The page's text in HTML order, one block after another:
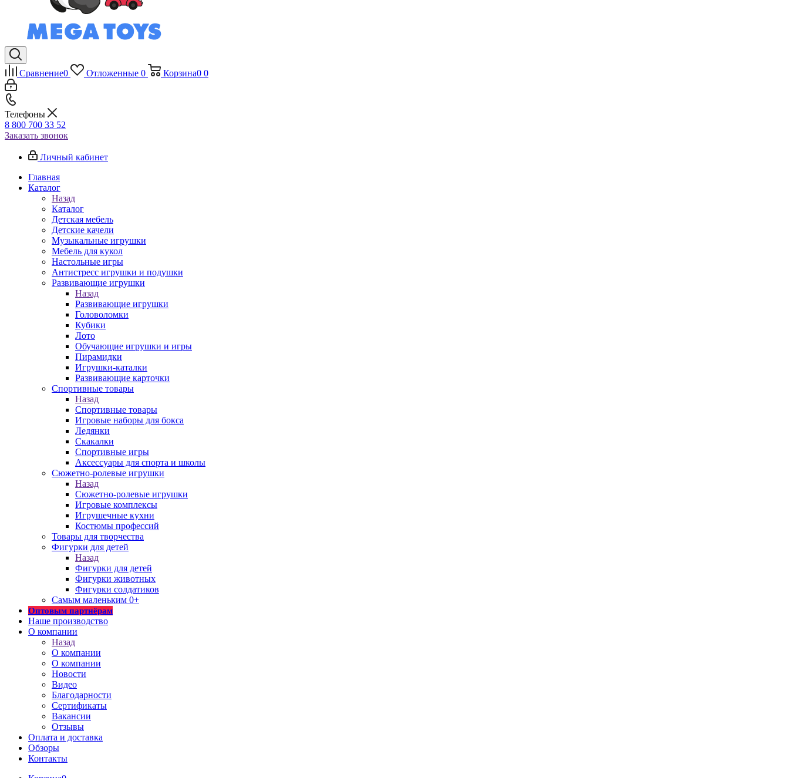
Сравнение0 Отложенные 0 Корзина0 0
Телефоны
8 800 700 33 52
Заказать звонок
Личный кабинет
Главная
Каталог
Назад
Каталог
Детская мебель
Детские качели
Музыкальные игрушки
Мебель для кукол
Настольные игры
Антистресс игрушки и подушки
Развивающие игрушки
Назад
Развивающие игрушки
Головоломки
Кубики
Лото
Обучающие игрушки и игры
Пирамидки
Игрушки-каталки
Развивающие карточки
Спортивные товары
Назад
Спортивные товары
Игровые наборы для бокса
Ледянки
Скакалки
Спортивные игры
Аксессуары для спорта и школы
Сюжетно-ролевые игрушки
Назад
Сюжетно-ролевые игрушки
Игровые комплексы
Игрушечные кухни
Костюмы профессий
Товары для творчества
Фигурки для детей
Назад
Фигурки для детей
Фигурки животных
Фигурки солдатиков
Самым маленьким 0+
Оптовым партнёрам
Наше производство
О компании
Назад
О компании
О компании
Новости
Видео
Благодарности
Сертификаты
Вакансии
Отзывы
Оплата и доставка
Обзоры
Контакты